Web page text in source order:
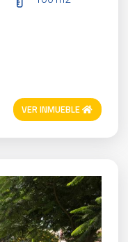
VER INMUEBLE